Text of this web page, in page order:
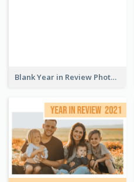
Blank Year in Review Photo Book